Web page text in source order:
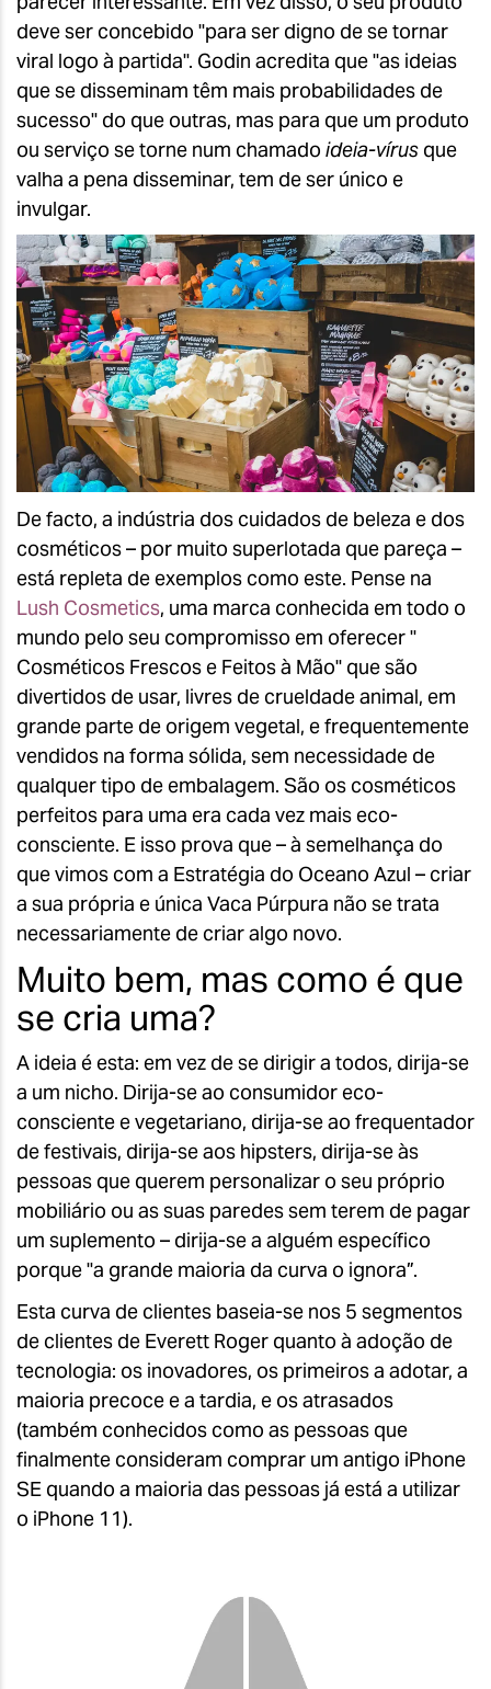
deve ser concebido "para ser digno de se tornar
viral logo à partida". Godin acredita que "as ideias
que se disseminam têm mais probabilidades de
sucesso" do que outras, mas para que um produto
ou serviço se torne num chamado ideia-vírus que
valha a pena disseminar, tem de ser único e
invulgar.
De facto, a indústria dos cuidados de beleza e dos
cosméticos – por muito superlotada que pareça –
está repleta de exemplos como este. Pense na
Lush Cosmetics, uma marca conhecida em todo o
mundo pelo seu compromisso em oferecer "
Cosméticos Frescos e Feitos à Mão" que são
divertidos de usar, livres de crueldade animal, em
grande parte de origem vegetal, e frequentemente
vendidos na forma sólida, sem necessidade de
qualquer tipo de embalagem. São os cosméticos
perfeitos para uma era cada vez mais eco-
consciente. E isso prova que – à semelhança do
que vimos com a Estratégia do Oceano Azul – criar
a sua própria e única Vaca Púrpura não se trata
necessariamente de criar algo novo.
Muito bem, mas como é que
se cria uma?
A ideia é esta: em vez de se dirigir a todos, dirija-se
a um nicho. Dirija-se ao consumidor eco-
consciente e vegetariano, dirija-se ao frequentador
de festivais, dirija-se aos hipsters, dirija-se às
pessoas que querem personalizar o seu próprio
mobiliário ou as suas paredes sem terem de pagar
um suplemento – dirija-se a alguém específico
porque "a grande maioria da curva o ignora”.
Esta curva de clientes baseia-se nos 5 segmentos
de clientes de Everett Roger quanto à adoção de
tecnologia: os inovadores, os primeiros a adotar, a
maioria precoce e a tardia, e os atrasados
(também conhecidos como as pessoas que
finalmente consideram comprar um antigo iPhone
SE quando a maioria das pessoas já está a utilizar
o iPhone 11).